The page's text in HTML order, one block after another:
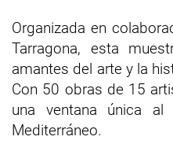
Organizada en
Tarragona, esta
amantes del arte y la
Con 50 obras de 15
una ventana única
Mediterráneo.